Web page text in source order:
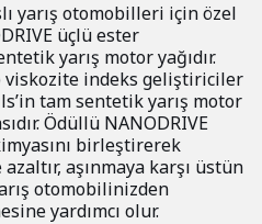
yarış otomobilleri için özel
üçlü ester
yarış motor yağıdır.
viskozite indeks geliştiriciler
tam sentetik yarış motor
Ödüllü NANODRIVE
birleştirerek
aşınmaya karşı üstün
otomobilinizden
yardımcı olur.